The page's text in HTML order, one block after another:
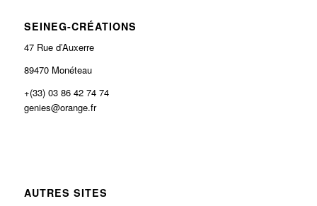
SEINEG-CRÉATIONS
47 Rue d’Auxerre
89470 Monéteau
+(33) 03 86 42 74 74
genies@orange.fr
AUTRES SITES